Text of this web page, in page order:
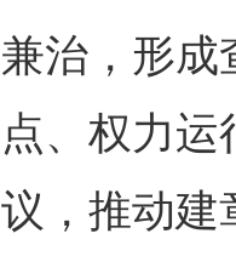
，形成
、权力
，推动